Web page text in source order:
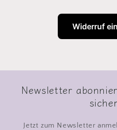
Widerruf
Newsletter
Jetzt zum Newsletter